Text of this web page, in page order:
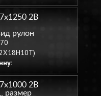
2B
рулон
2B
размер